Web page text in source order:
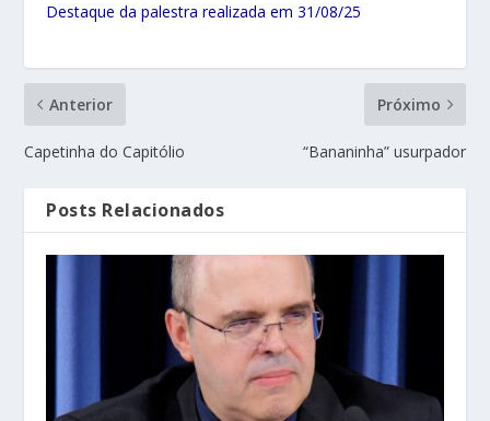
Destaque da palestra realizada em 31/08/25
Anterior
Capetinha do Capitólio
Próximo
“Bananinha” usurpador
Posts Relacionados